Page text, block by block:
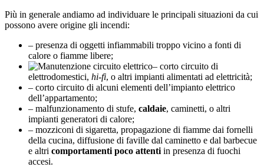
Più in generale andiamo ad individuare le principali situazioni da cui
possono avere origine gli incendi:
– presenza di oggetti infiammabili troppo vicino a fonti di
calore o fiamme libere;
– corto circuito di
elettrodomestici, hi-fi, o altri impianti alimentati ad elettricità;
– corto circuito di alcuni elementi dell’impianto elettrico
dell’appartamento;
– malfunzionamento di stufe, caldaie, caminetti, o altri
impianti generatori di calore;
– mozziconi di sigaretta, propagazione di fiamme dai fornelli
della cucina, diffusione di faville dal caminetto e dal barbecue
e altri comportamenti poco attenti in presenza di fuochi
accesi.